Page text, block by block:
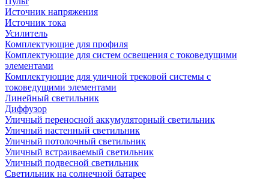
Источник напряжения
Источник тока
Усилитель
Комплектующие для профиля
Комплектующие для систем освещения с токоведущими
элементами
Комплектующие для уличной трековой системы с
токоведущими элементами
Линейный светильник
Диффузор
Уличный переносной аккумуляторный светильник
Уличный настенный светильник
Уличный потолочный светильник
Уличный встраиваемый светильник
Уличный подвесной светильник
Светильник на солнечной батарее